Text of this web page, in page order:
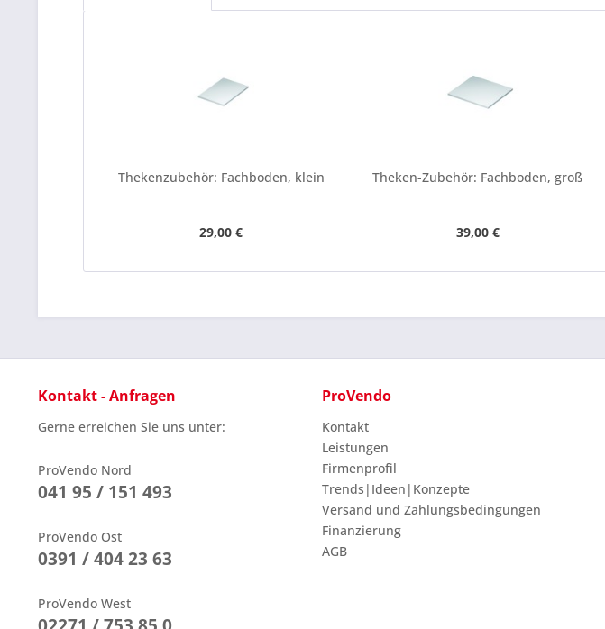
Thekenzubehör: Fachboden, klein
29,00 €
Theken-Zubehör: Fachboden, groß
39,00 €
Kontakt - Anfragen
Gerne erreichen Sie uns unter:
ProVendo Nord
041 95 / 151 493
ProVendo Ost
0391 / 404 23 63
ProVendo West
ProVendo
Kontakt
Leistungen
Firmenprofil
Trends|Ideen|Konzepte
Versand und Zahlungsbedingungen
Finanzierung
AGB